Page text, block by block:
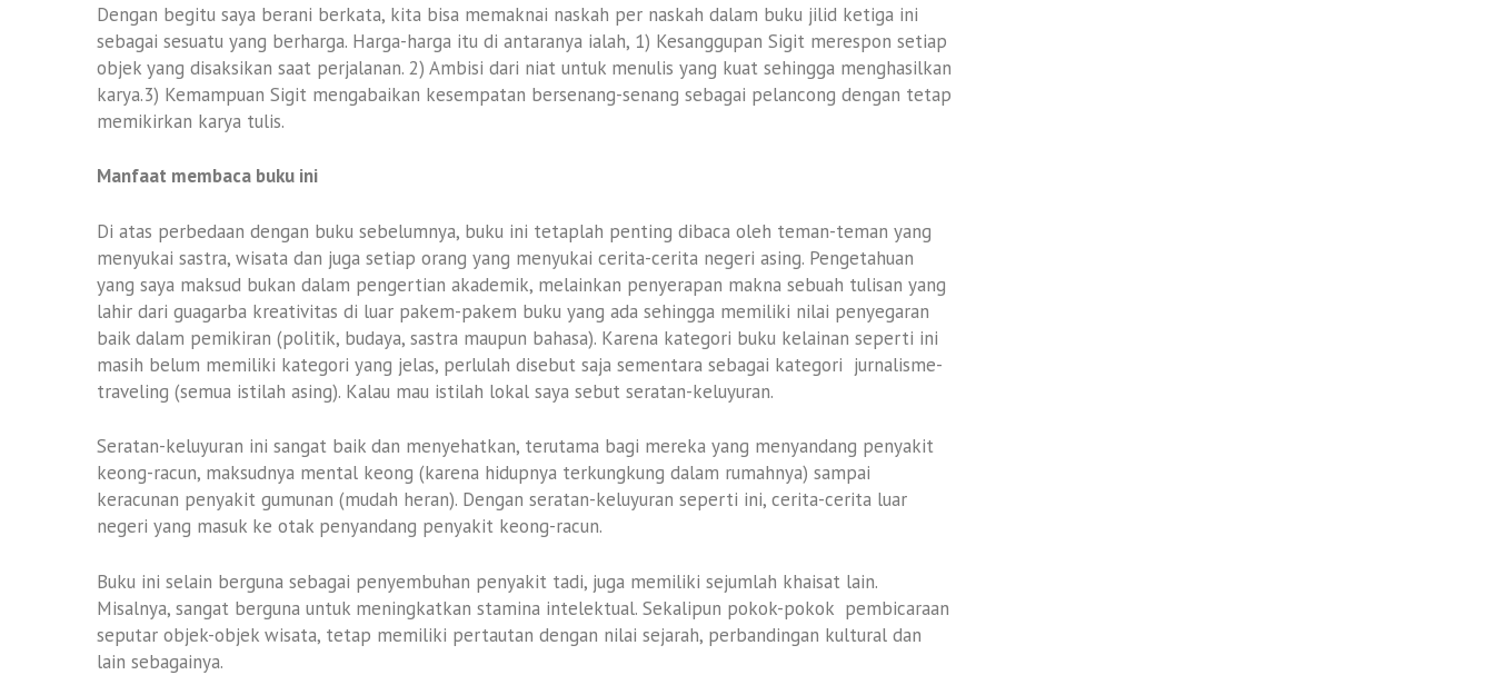
Dengan begitu saya berani berkata, kita bisa memaknai naskah per naskah dalam buku jilid ketiga ini
sebagai sesuatu yang berharga. Harga-harga itu di antaranya ialah, 1) Kesanggupan Sigit merespon setiap
objek yang disaksikan saat perjalanan. 2) Ambisi dari niat untuk menulis yang kuat sehingga menghasilkan
karya.3) Kemampuan Sigit mengabaikan kesempatan bersenang-senang sebagai pelancong dengan tetap
memikirkan karya tulis.
Manfaat membaca buku ini
Di atas perbedaan dengan buku sebelumnya, buku ini tetaplah penting dibaca oleh teman-teman yang
menyukai sastra, wisata dan juga setiap orang yang menyukai cerita-cerita negeri asing. Pengetahuan
yang saya maksud bukan dalam pengertian akademik, melainkan penyerapan makna sebuah tulisan yang
lahir dari guagarba kreativitas di luar pakem-pakem buku yang ada sehingga memiliki nilai penyegaran
baik dalam pemikiran (politik, budaya, sastra maupun bahasa). Karena kategori buku kelainan seperti ini
masih belum memiliki kategori yang jelas, perlulah disebut saja sementara sebagai kategori jurnalisme-
traveling (semua istilah asing). Kalau mau istilah lokal saya sebut seratan-keluyuran.
Seratan-keluyuran ini sangat baik dan menyehatkan, terutama bagi mereka yang menyandang penyakit
keong-racun, maksudnya mental keong (karena hidupnya terkungkung dalam rumahnya) sampai
keracunan penyakit gumunan (mudah heran). Dengan seratan-keluyuran seperti ini, cerita-cerita luar
negeri yang masuk ke otak penyandang penyakit keong-racun.
Buku ini selain berguna sebagai penyembuhan penyakit tadi, juga memiliki sejumlah khaisat lain.
Misalnya, sangat berguna untuk meningkatkan stamina intelektual. Sekalipun pokok-pokok pembicaraan
seputar objek-objek wisata, tetap memiliki pertautan dengan nilai sejarah, perbandingan kultural dan
lain sebagainya.